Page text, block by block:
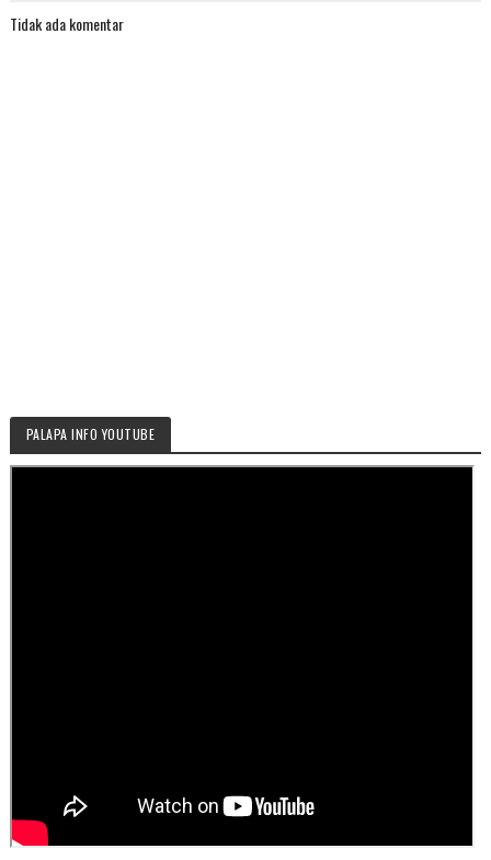
Tidak ada komentar
PALAPA INFO YOUTUBE